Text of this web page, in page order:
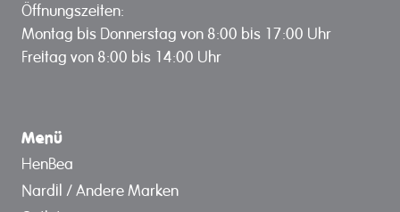
Öffnungszeiten:
Montag bis Donnerstag von 8:00 bis 17:00 Uhr
Freitag von 8:00 bis 14:00 Uhr
Menü
HenBea
Nardil / Andere Marken